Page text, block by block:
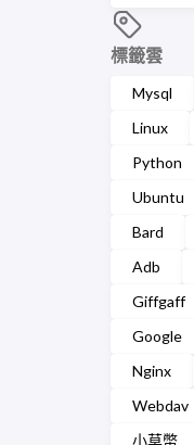
標籤雲
Mysql
Linux
Python
Ubuntu
Bard
Adb
Giffgaff
Google
Nginx
Webdav
小草幣